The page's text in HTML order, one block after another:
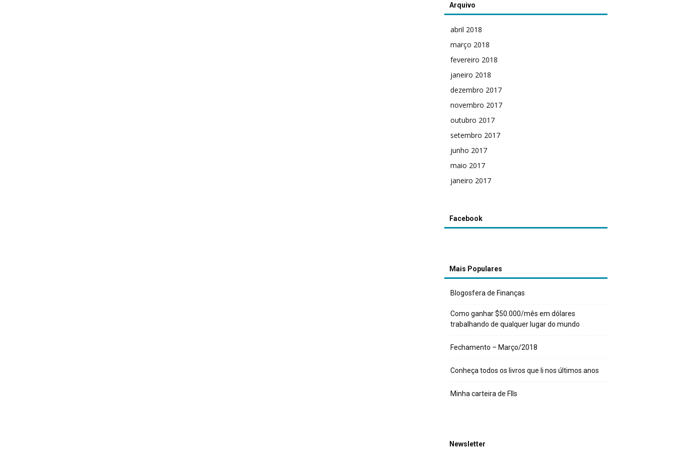
Arquivo
abril 2018
março 2018
fevereiro 2018
janeiro 2018
dezembro 2017
novembro 2017
outubro 2017
setembro 2017
junho 2017
maio 2017
janeiro 2017
Facebook
Mais Populares
Blogosfera de Finanças
Como ganhar $50.000/mês em dólares
trabalhando de qualquer lugar do mundo
Fechamento – Março/2018
Conheça todos os livros que li nos últimos anos
Minha carteira de FIIs
Newsletter